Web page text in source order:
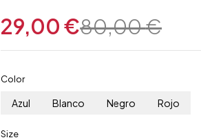
80,00€
29,00€
Color
Azul Blanco Negro Rojo
Size